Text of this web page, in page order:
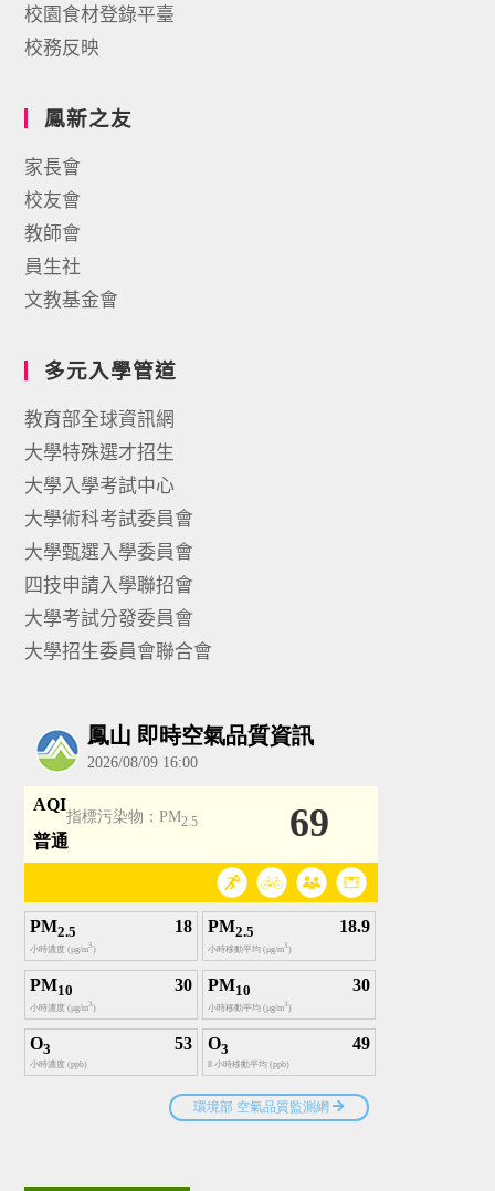
校園食材登錄平臺
校務反映
鳳新之友
家長會
校友會
教師會
員生社
文教基金會
多元入學管道
教育部全球資訊網
大學特殊選才招生
大學入學考試中心
大學術科考試委員會
大學甄選入學委員會
四技申請入學聯招會
大學考試分發委員會
大學招生委員會聯合會